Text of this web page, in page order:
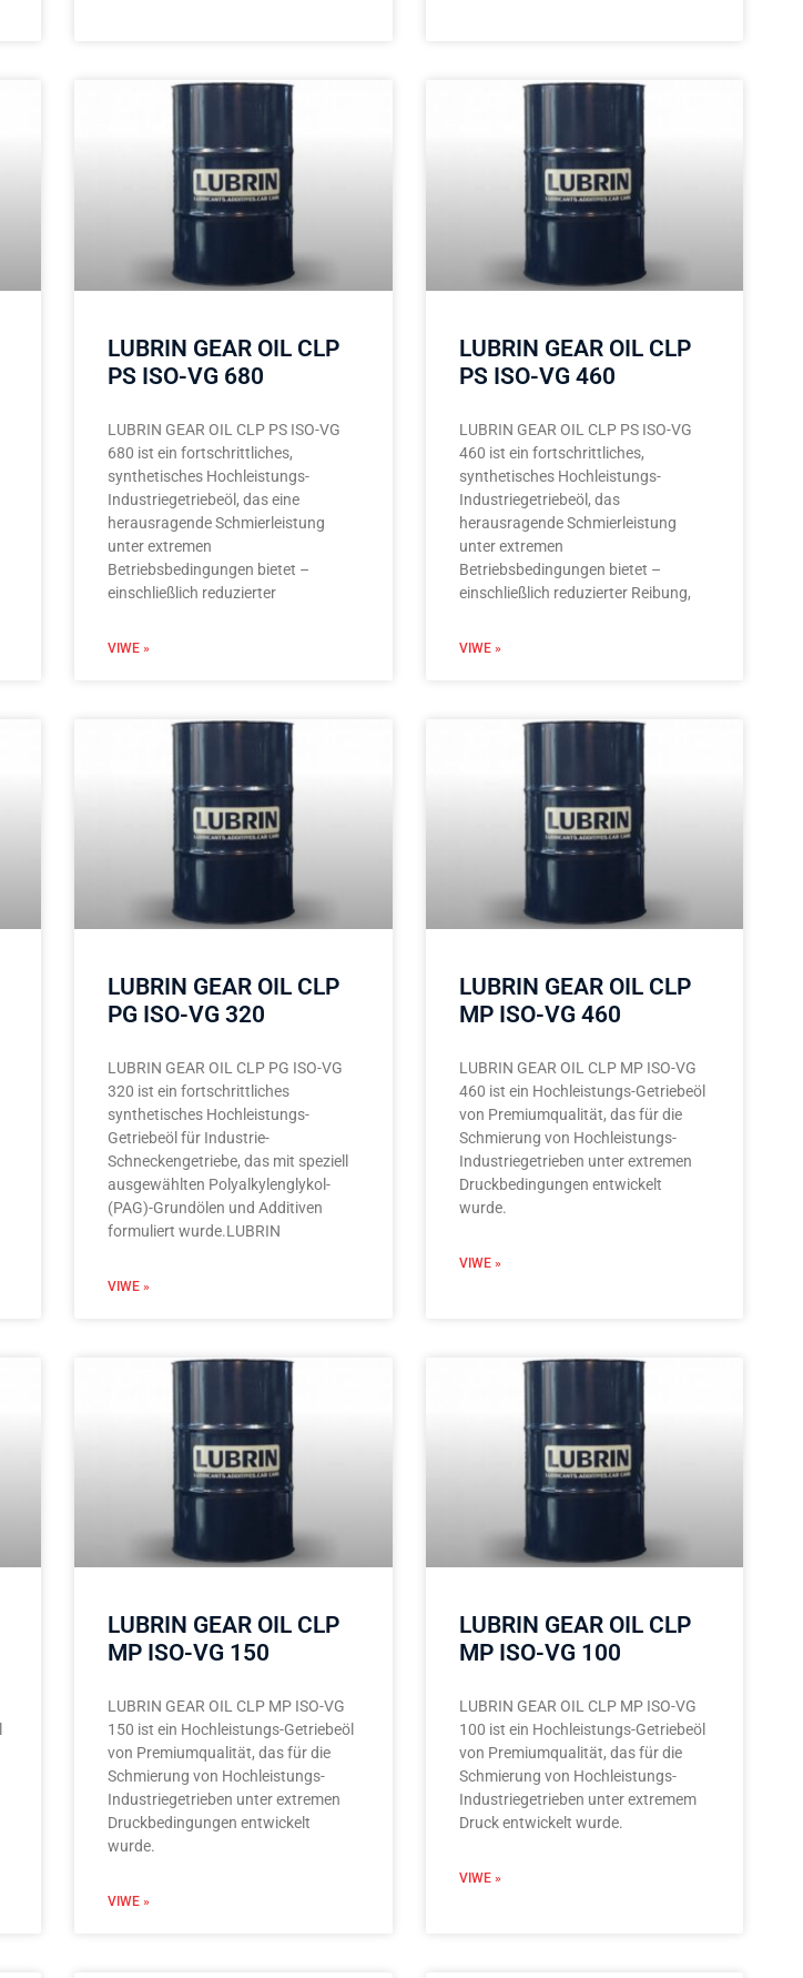
LUBRIN GEAR OIL CLP
PS ISO-VG 680
LUBRIN GEAR OIL CLP PS ISO-VG
680 ist ein fortschrittliches,
synthetisches Hochleistungs-
Industriegetriebeöl, das eine
herausragende Schmierleistung
unter extremen
Betriebsbedingungen bietet –
einschließlich reduzierter
VIWE »
LUBRIN GEAR OIL CLP
PS ISO-VG 460
LUBRIN GEAR OIL CLP PS ISO-VG
460 ist ein fortschrittliches,
synthetisches Hochleistungs-
Industriegetriebeöl, das
herausragende Schmierleistung
unter extremen
Betriebsbedingungen bietet –
einschließlich reduzierter Reibung,
VIWE »
LUBRIN GEAR OIL CLP
PG ISO-VG 320
LUBRIN GEAR OIL CLP PG ISO-VG
320 ist ein fortschrittliches
synthetisches Hochleistungs-
Getriebeöl für Industrie-
Schneckengetriebe, das mit speziell
ausgewählten Polyalkylenglykol-
(PAG)-Grundölen und Additiven
formuliert wurde.LUBRIN
VIWE »
LUBRIN GEAR OIL CLP
MP ISO-VG 460
LUBRIN GEAR OIL CLP MP ISO-VG
460 ist ein Hochleistungs-Getriebeöl
von Premiumqualität, das für die
Schmierung von Hochleistungs-
Industriegetrieben unter extremen
Druckbedingungen entwickelt
wurde.
VIWE »
LUBRIN GEAR OIL CLP
MP ISO-VG 150
LUBRIN GEAR OIL CLP MP ISO-VG
150 ist ein Hochleistungs-Getriebeöl
von Premiumqualität, das für die
Schmierung von Hochleistungs-
Industriegetrieben unter extremen
Druckbedingungen entwickelt
wurde.
VIWE »
LUBRIN GEAR OIL CLP
MP ISO-VG 100
LUBRIN GEAR OIL CLP MP ISO-VG
100 ist ein Hochleistungs-Getriebeöl
von Premiumqualität, das für die
Schmierung von Hochleistungs-
Industriegetrieben unter extremem
Druck entwickelt wurde.
VIWE »